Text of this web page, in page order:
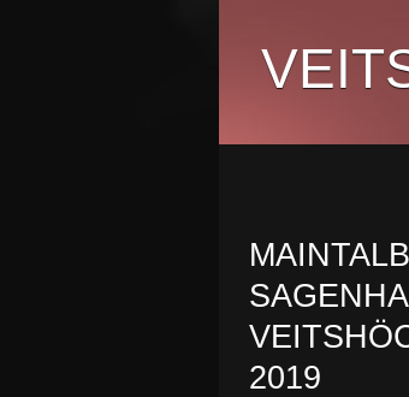
2019